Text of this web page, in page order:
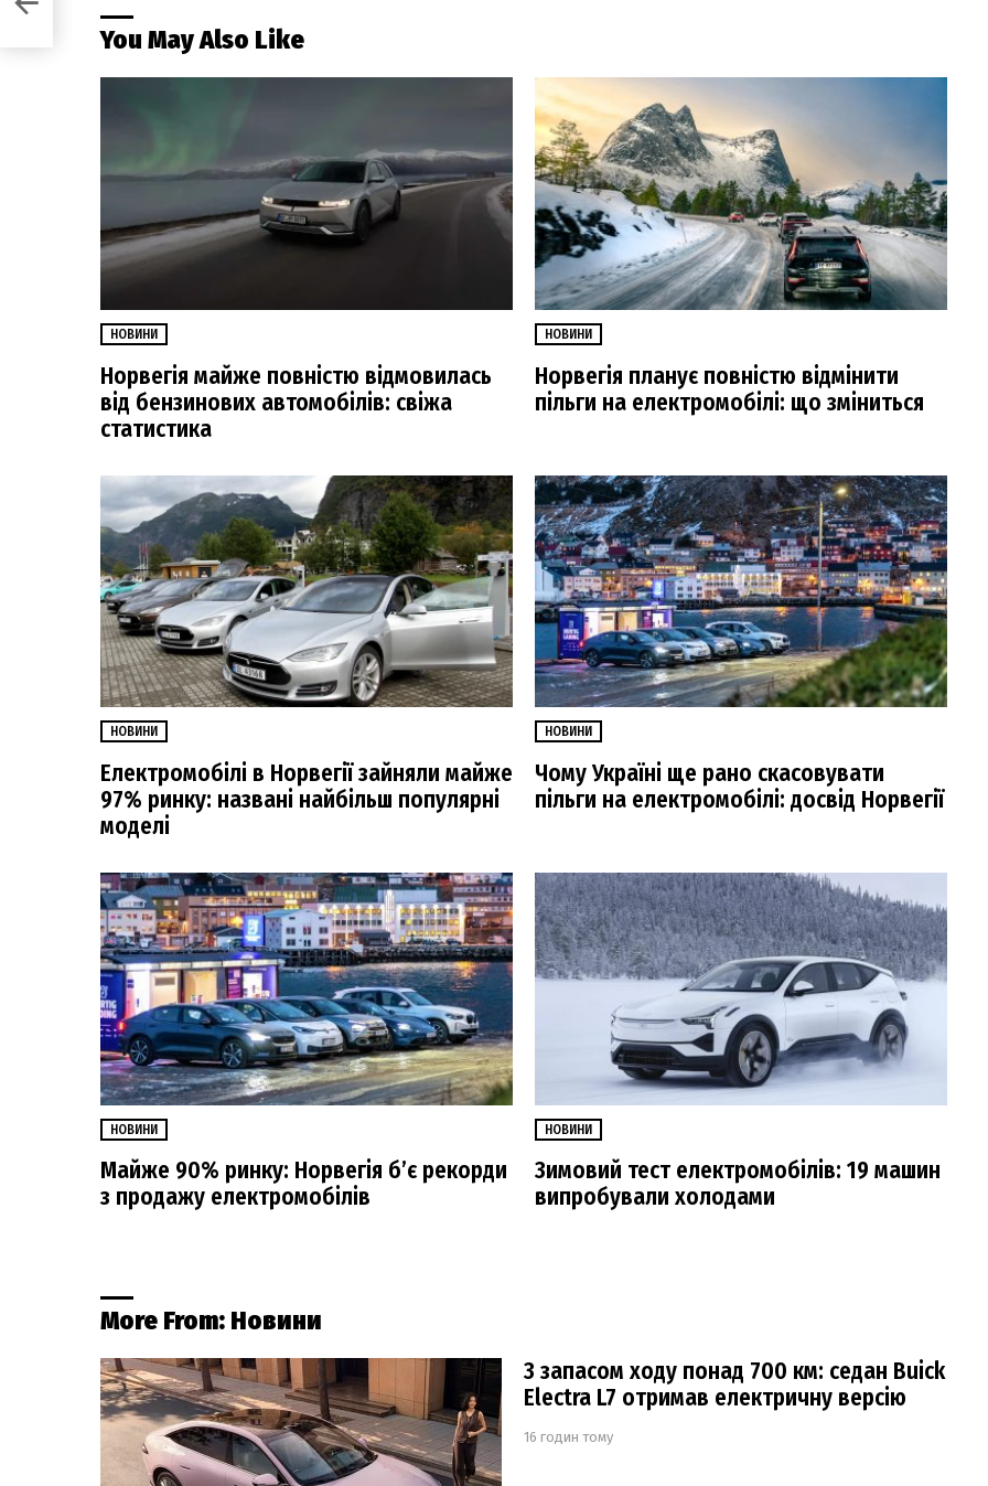
You May Also Like
НОВИНИ
Норвегія майже повністю відмовилась
від бензинових автомобілів: свіжа
статистика
НОВИНИ
Норвегія планує повністю відмінити
пільги на електромобілі: що зміниться
НОВИНИ
Електромобілі в Норвегії зайняли майже
97% ринку: названі найбільш популярні
моделі
НОВИНИ
Чому Україні ще рано скасовувати
пільги на електромобілі: досвід Норвегії
НОВИНИ
Майже 90% ринку: Норвегія б’є рекорди
з продажу електромобілів
НОВИНИ
Зимовий тест електромобілів: 19 машин
випробували холодами
More From: Новини
З запасом ходу понад 700 км: седан Buick
Electra L7 отримав електричну версію
16 годин тому